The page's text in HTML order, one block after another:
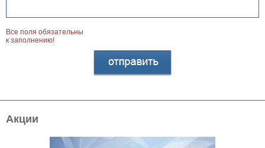
Акции
Все поля обязательны
к заполнению!